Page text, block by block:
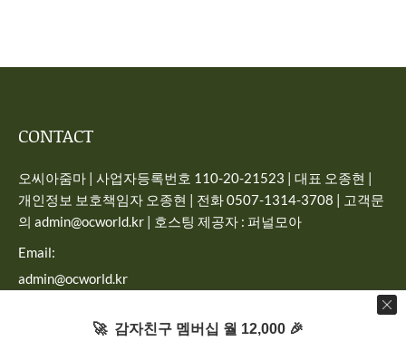
CONTACT
오씨아줌마 | 사업자등록번호 110-20-21523 | 대표 오종현 |
개인정보 보호책임자 오종현 | 전화 0507-1314-3708 | 고객문
의 admin@ocworld.kr | 호스팅 제공자 : 퍼널모아
Email:
admin@ocworld.kr
🚀 감자친구 멤버십 월 12,000 🎉